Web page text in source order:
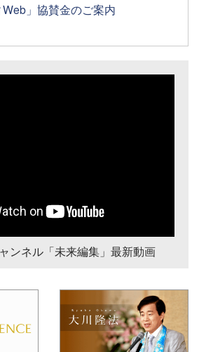
Web」協賛金のご案内
ンネル「未来編集」最新動画